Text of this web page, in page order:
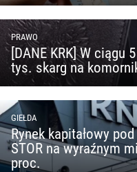
PRAWO
[DANE KRK] W ciągu
tys. skarg na
GIEŁDA
Rynek kapitałowy
STOR na wyraźnym
proc.